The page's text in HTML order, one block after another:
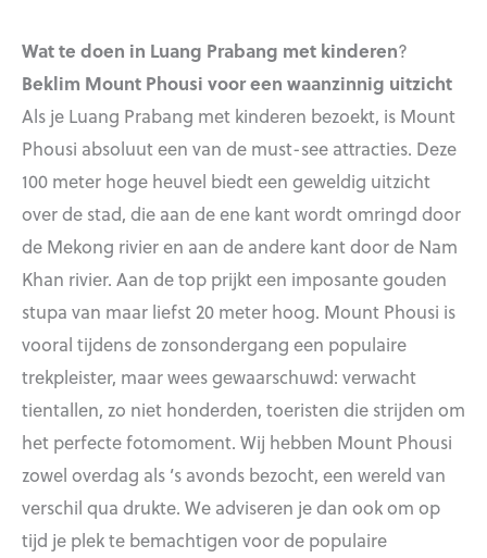
Wat te doen in Luang Prabang met kinderen?
Beklim Mount Phousi voor een waanzinnig uitzicht
Als je Luang Prabang met kinderen bezoekt, is Mount
Phousi absoluut een van de must-see attracties. Deze
100 meter hoge heuvel biedt een geweldig uitzicht
over de stad, die aan de ene kant wordt omringd door
de Mekong rivier en aan de andere kant door de Nam
Khan rivier. Aan de top prijkt een imposante gouden
stupa van maar liefst 20 meter hoog. Mount Phousi is
vooral tijdens de zonsondergang een populaire
trekpleister, maar wees gewaarschuwd: verwacht
tientallen, zo niet honderden, toeristen die strijden om
het perfecte fotomoment. Wij hebben Mount Phousi
zowel overdag als ’s avonds bezocht, een wereld van
verschil qua drukte. We adviseren je dan ook om op
tijd je plek te bemachtigen voor de populaire